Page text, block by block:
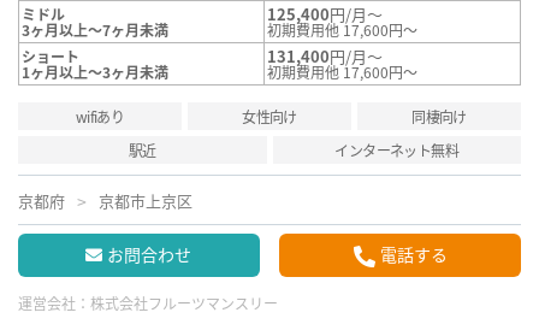
ミドル
3ヶ月以上～7ヶ月未満
125,400円/月～
初期費用他 17,600円～
ショート
1ヶ月以上～3ヶ月未満
131,400円/月～
初期費用他 17,600円～
wifiあり 女性向け
同棲向け
駅近
インターネット無料
京都府 京都市上京区
お問合わせ 電話する
運営会社： 株式会社フルーツマンスリー